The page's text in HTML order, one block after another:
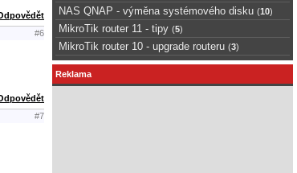
#6
#7
NAS QNAP - výměna systémového disku (10)
MikroTik router 11 - tipy (5)
MikroTik router 10 - upgrade routeru (3)
Reklama